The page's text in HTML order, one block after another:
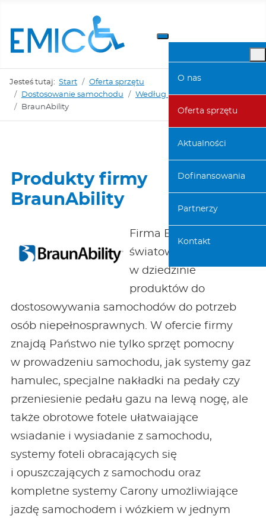
O nas
Oferta sprzętu
Aktualności
Dofinansowania
Partnerzy
Kontakt
Jesteś tutaj: Start
Oferta sprzętu
Dostosowanie samochodu
Według producentów
BraunAbility
Produkty firmy
BraunAbility
Firma BraunAbility jest
światowym liderem
w dziedzinie
produktów do
dostosowywania samochodów do potrzeb
osób niepełnosprawnych. W ofercie firmy
znajdą Państwo nie tylko sprzęt pomocny
w prowadzeniu samochodu, jak systemy gaz
hamulec, specjalne nakładki na pedały czy
przeniesienie pedału gazu na lewą nogę, ale
także obrotowe fotele ułatwaiające
wsiadanie i wysiadanie z samochodu,
systemy foteli obracających się
i opuszczających z samochodu oraz
kompletne systemy Carony umożliwiające
jazdę samochodem i wózkiem w jednym